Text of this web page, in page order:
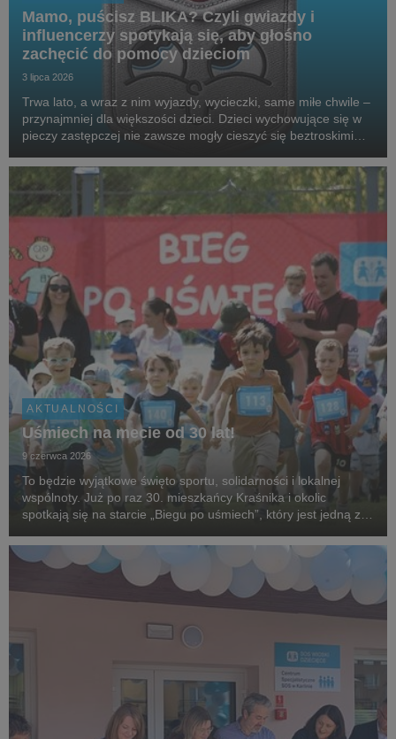
Mamo, puścisz BLIKA? Czyli gwiazdy i
influencerzy spotykają się, aby głośno
zachęcić do pomocy dzieciom
3 lipca 2026
Trwa lato, a wraz z nim wyjazdy, wycieczki, same miłe chwile –
przynajmniej dla większości dzieci. Dzieci wychowujące się w
pieczy zastępczej nie zawsze mogły cieszyć się beztroskimi
SOS Wiosek Dziecięcych, gwiazdy,...
AKTUALNOŚCI
Uśmiech na mecie od 30 lat!
9 czerwca 2026
To będzie wyjątkowe święto sportu, solidarności i lokalnej
wspólnoty. Już po raz 30. mieszkańcy Kraśnika i okolic
spotkają się na starcie „Biegu po uśmiech”, który jest jedną z
biegowych w regionie, organizowanej przez...